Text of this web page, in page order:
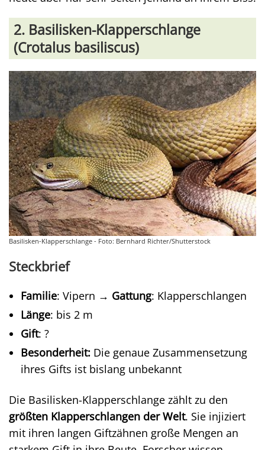
2. Basilisken-Klapperschlange
(Crotalus basiliscus)
Basilisken-Klapperschlange - Foto: Bernhard Richter/Shutterstock
Steckbrief
Familie: Vipern → Gattung: Klapperschlangen
Länge: bis 2 m
Gift: ?
Besonderheit: Die genaue Zusammensetzung
ihres Gifts ist bislang unbekannt
Die Basilisken-Klapperschlange zählt zu den
größten Klapperschlangen der Welt. Sie injiziert
mit ihren langen Giftzähnen große Mengen an